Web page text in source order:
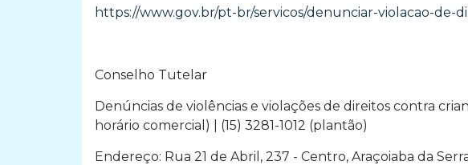
https://www.gov.br/pt-br/servicos/denunciar-violacao-de-
Conselho Tutelar
Denúncias de violências e violações de direitos contra
horário comercial) | (15) 3281-1012 (plantão)
Endereço: Rua 21 de Abril, 237 - Centro, Araçoiaba da